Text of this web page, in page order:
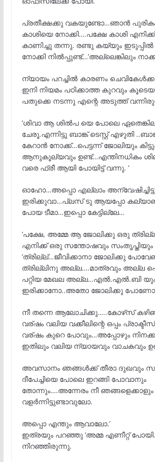
പ്രതീക്ഷക്കു വകയുണ്ടോ…ഞാൻ
കാശിയെ നോക്കി….പക്ഷേ കാശി
കാണിച്ചു തന്നു. രണ്ടു കയ്യും
നോക്കി നിൽപ്പുണ്ട്…’അല്ലെങ്കിലും
ന്യായം പറച്ചിൽ കാരണം
ഇനി നിയമം പഠിക്കാത്ത കുറവും
പതുക്കെ നടന്നു എന്റെ അടുത്ത്
‘ശിവാ ആ ശിൽപ യെ പോലെ
ചേരൂ.എന്നിട്ടു ബാങ്ക് ടെസ്റ്റ് എഴുതി
കേറാൻ നോക്ക്…പെട്ടന്ന് ജോലിയും
ആനുകൂല്യവും ഉണ്ട്…എന്തിനധികം
വരെ ഫ്രീ ആയി പോയിട്ട് വന്നു. ‘
ഓഹോ…അപ്പൊ എല്ലാം
ഇരിക്കുവാ…പ്ലസ് ടു ആയപ്പോ
പോയ ടീമാ…ഇപ്പൊ കേട്ടില്ലേ…
‘പക്ഷേ, അമ്മേ ആ ജോലിക്കു ഒരു
എനിക്ക് ഒരു സന്തോഷവും സംതൃപ്തിയും
‘ത്രില്ല്…ജീവിക്കാനാ ജോലിക്കു
ത്രില്ലിനു അല്ല….മാത്രവും അല്ല
പറ്റിയ മേഖല അല്ല…എൽ.എൽ.ബി യും
ഇരിക്കാനോ..അതോ ജോലിക്കു
നീ തന്നെ ആലോചിക്കു…..കോഴ്‌സ്
വര്ഷം വലിയ വക്കീലിന്റെ ഒപ്പം
വര്ഷം കുറെ പോവും…അപ്പോഴും
ഇതിലും വലിയ ന്യായവും വാചകവും
അവസാനം ഞങ്ങൾക്ക് തീരാ ദുഖവും
ദീപേച്ചിയെ പോലെ ഇറങ്ങി പോവാനും
തോന്നും….അന്നേരം നീ ഞങ്ങളെക്കാളും
വളർന്നിട്ടുണ്ടാവുലോ.
അപ്പൊ എന്തും ആവാലോ.’
ഇത്രയും പറഞ്ഞു ‘അമ്മ എണീറ്റ്
നിറഞ്ഞിരുന്നു.